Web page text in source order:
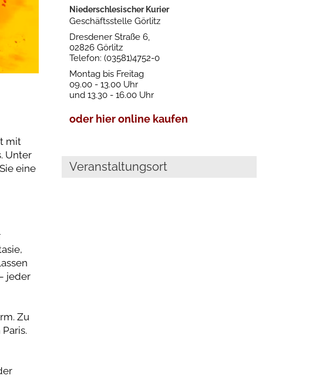
mit
Unter
eine
jeder
Zu
Niederschlesischer Kurier
Geschäftsstelle Görlitz
Dresdener Straße 6,
02826 Görlitz
Telefon: (03581)4752-0
Montag bis Freitag
09.00 - 13.00 Uhr
und 13.30 - 16.00 Uhr
oder hier online kaufen
Veranstaltungsort